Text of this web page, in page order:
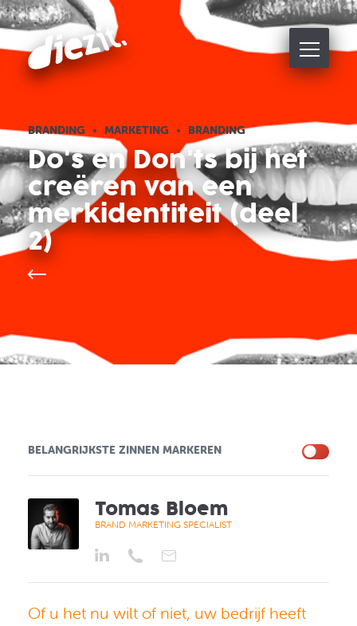
BRANDING MARKETING BRANDING
Do's en Don'ts bij het
creëren van een
merkidentiteit (deel
2)
Of u het nu wilt of niet, uw bedrijf heeft
BELANGRIJKSTE ZINNEN MARKEREN
Tomas Bloem
BRAND MARKETING SPECIALIST